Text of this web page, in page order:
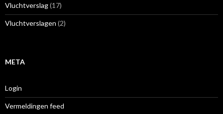
Vluchtverslag(17)
Vluchtverslagen (2)
META
Login
Vermeldingen feed